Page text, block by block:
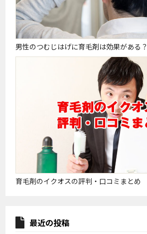
男性のつむじはげに育毛剤は効果がある？
育毛剤のイクオスの評判・口コミまとめ
最近の投稿